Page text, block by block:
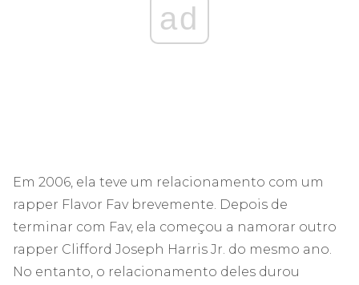
ad
Em 2006, ela teve um relacionamento com um
rapper Flavor Fav brevemente. Depois de
terminar com Fav, ela começou a namorar outro
rapper Clifford Joseph Harris Jr. do mesmo ano.
No entanto, o relacionamento deles durou